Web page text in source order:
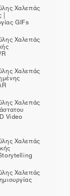
Χαλεπάς
|
GIFs
Χαλεπάς
Χαλεπάς
Χαλεπάς
Video
Χαλεπάς
Χαλεπάς